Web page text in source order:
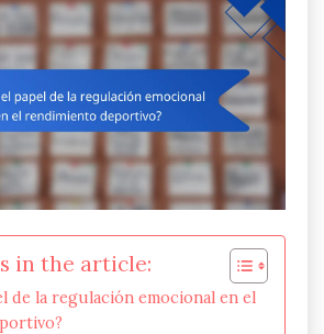
in the article:
de la regulación emocional en el